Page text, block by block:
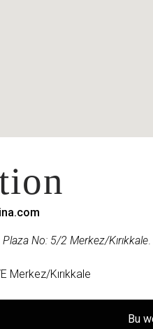
No: 5/2 Merkez/Kırıkkale.
Merkez/Kırıkkale
Bu